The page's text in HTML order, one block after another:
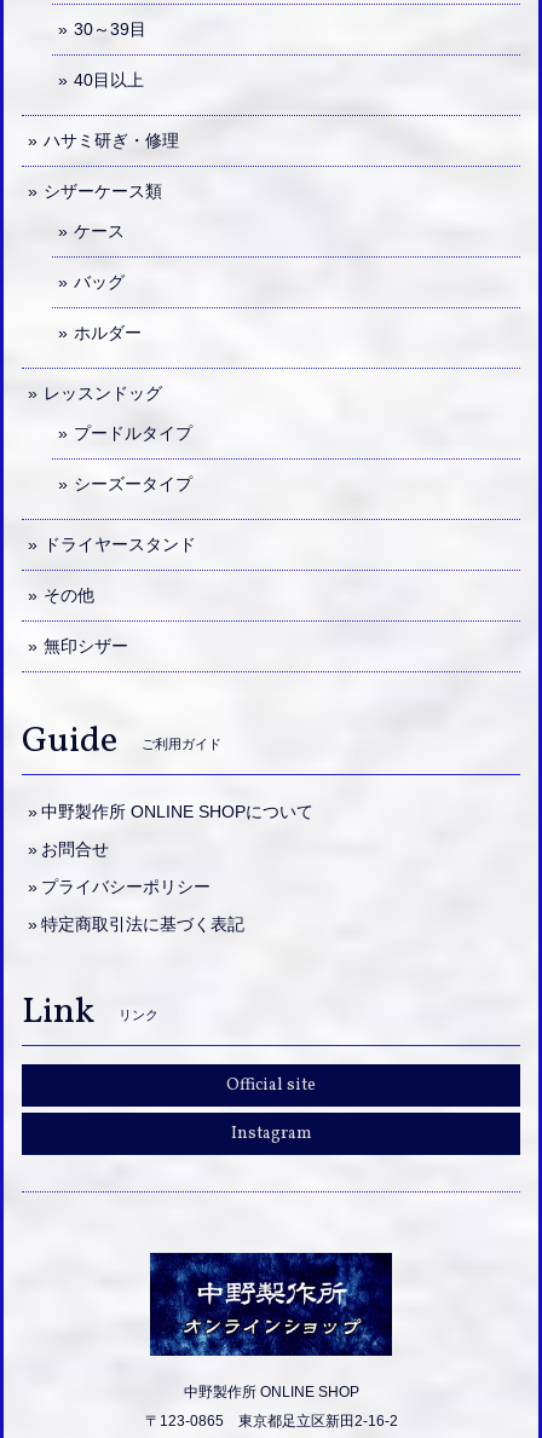
30～39目
40目以上
ハサミ研ぎ・修理
シザーケース類
ケース
バッグ
ホルダー
レッスンドッグ
プードルタイプ
シーズータイプ
ドライヤースタンド
その他
無印シザー
Guide ご利用ガイド
中野製作所 ONLINE SHOPについて
お問合せ
プライバシーポリシー
特定商取引法に基づく表記
Link リンク
Official site
Instagram
中野製作所 ONLINE SHOP
〒123-0865 東京都足立区新田2-16-2